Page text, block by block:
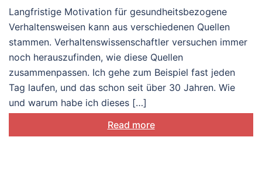
Langfristige Motivation für gesundheitsbezogene
Verhaltensweisen kann aus verschiedenen Quellen
stammen. Verhaltenswissenschaftler versuchen immer
noch herauszufinden, wie diese Quellen
zusammenpassen. Ich gehe zum Beispiel fast jeden
Tag laufen, und das schon seit über 30 Jahren. Wie
und warum habe ich dieses […]
Read more